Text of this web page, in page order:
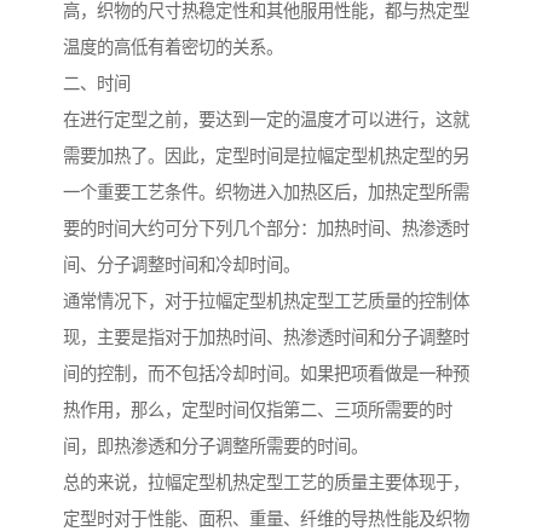
高，织物的尺寸热稳定性和其他服用性能，都与热定型
温度的高低有着密切的关系。
二、时间
在进行定型之前，要达到一定的温度才可以进行，这就
需要加热了。因此，定型时间是拉幅定型机热定型的另
一个重要工艺条件。织物进入加热区后，加热定型所需
要的时间大约可分下列几个部分：加热时间、热渗透时
间、分子调整时间和冷却时间。
通常情况下，对于拉幅定型机热定型工艺质量的控制体
现，主要是指对于加热时间、热渗透时间和分子调整时
间的控制，而不包括冷却时间。如果把项看做是一种预
热作用，那么，定型时间仅指第二、三项所需要的时
间，即热渗透和分子调整所需要的时间。
总的来说，拉幅定型机热定型工艺的质量主要体现于，
定型时对于性能、面积、重量、纤维的导热性能及织物